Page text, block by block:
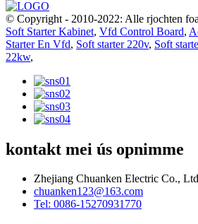
© Copyright - 2010-2022: Alle rjochten
Soft Starter Kabinet, Vfd Control Board,
Starter En Vfd, Soft starter 220v, Soft
22kw,
kontakt mei ús opnimme
Zhejiang Chuanken Electric Co.,
chuanken123@163.com
Tel: 0086-15270931770